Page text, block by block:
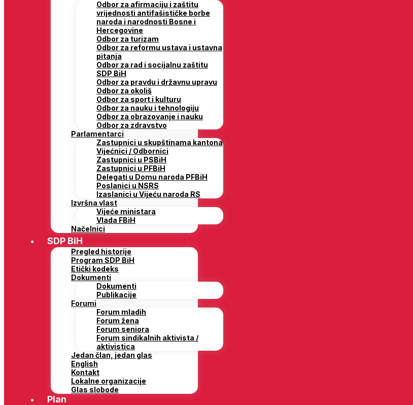
Odbor za afirmaciju i zaštitu
vrijednosti antifašističke borbe
naroda i narodnosti Bosne i
Hercegovine
Odbor za turizam
Odbor za reformu ustava i ustavna
pitanja
Odbor za rad i socijalnu zaštitu
SDP BiH
Odbor za pravdu i državnu upravu
Odbor za okoliš
Odbor za sport i kulturu
Odbor za nauku i tehnologiju
Odbor za obrazovanje i nauku
Odbor za zdravstvo
Parlamentarci
Zastupnici u skupštinama kantona
Vijećnici / Odbornici
Zastupnici u PSBiH
Zastupnici u PFBiH
Delegati u Domu naroda PFBiH
Poslanici u NSRS
Izaslanici u Vijeću naroda RS
Izvršna vlast
Vijeće ministara
Vlada FBiH
Načelnici
SDP BiH
Pregled historije
Program SDP BiH
Etički kodeks
Dokumenti
Dokumenti
Publikacije
Forumi
Forum mladih
Forum žena
Forum seniora
Forum sindikalnih aktivista /
aktivistica
Jedan član, jedan glas
English
Kontakt
Lokalne organizacije
Glas slobode
Plan